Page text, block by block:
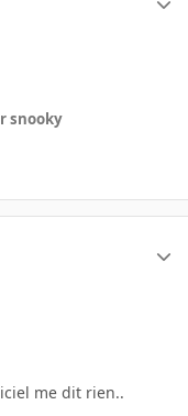
snooky
me dit rien..